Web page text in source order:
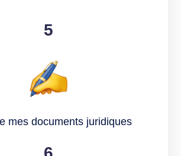
5
mes documents juridiques